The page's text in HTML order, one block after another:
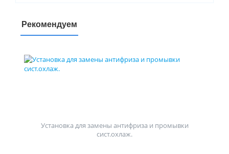
Рекомендуем
Установка для замены антифриза и промывки
сист.охлаж.